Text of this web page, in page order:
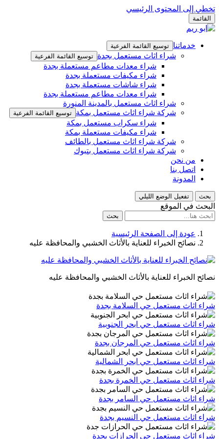
تخطي إلى المحتوى الرئيسي
القائمة
خدماتنا توسيع القائمة الفرعية
شراء اثاث مستعمل بجدة توسيع القائمة الفرعية
شراء معدات مطاعم مستعملة بجدة
شراء مكيفات مستعملة بجدة
شراء شاشات مستعملة بجدة
شراء معدات مطاعم مستعملة بجدة
شراء اثاث مستعمل بالمدينة المنورة
شركة شراء اثاث مستعمل بمكة توسيع القائمة الفرعية
شراء سكراب مستعمل بمكة
شراء مكيفات مستعملة بمكة
شركة شراء اثاث مستعمل بالطائف
شركة شراء اثاث مستعمل بتبوك
من نحن
اتصل بنا
المدونة
بحث تفعيل الوضع الليلي
البحث في الموقع
بحث
عودة إلى الصفحة الرئيسية
نصائح الخبراء للعناية بالأثاث الخشبي والمحافظة عليه
نصائح الخبراء للعناية بالأثاث الخشبي والمحافظة عليه
شراء اثاث مستعمل حي السلامة بجدة
شراء اثاث مستعمل حي ابحر الجنوبية
شراء اثاث مستعمل حي المرجان بجدة
شراء اثاث مستعمل حي ابحر الشمالية
شراء اثاث مستعمل حي الخمرة بجدة
شراء اثاث مستعمل حي السامر بجدة
شراء اثاث مستعمل حي النسيم بجدة
شراء اثاث مستعمل حي الحرازات بجدة